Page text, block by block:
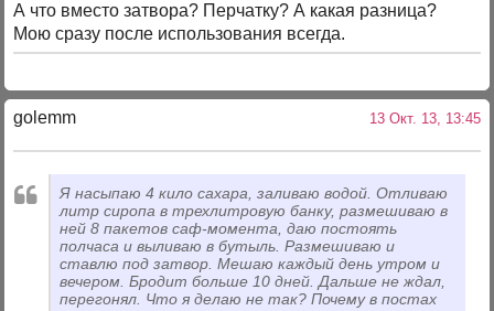
А что вместо затвора? Перчатку? А какая разница?
Мою сразу после использования всегда.
golemm 13 Окт. 13, 13:45
Я насыпаю 4 кило сахара, заливаю водой. Отливаю
литр сиропа в трехлитровую банку, размешиваю в
ней 8 пакетов саф-момента, даю постоять
полчаса и выливаю в бутыль. Размешиваю и
ставлю под затвор. Мешаю каждый день утром и
вечером. Бродит больше 10 дней. Дальше не ждал,
перегонял. Что я делаю не так? Почему в постах